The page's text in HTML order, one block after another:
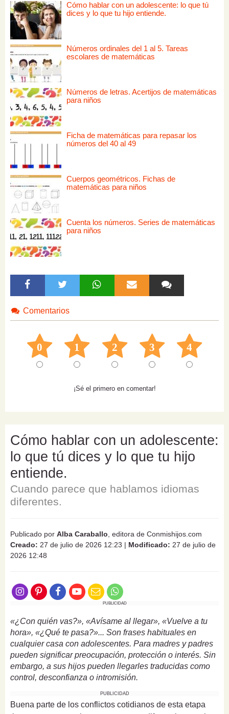
Cómo hablar con un adolescente: lo que tú
dices y lo que tu hijo entiende.
Números ordinales del 1 al 5. Tareas
escolares de matemáticas
Números de letras. Acertijos de matemáticas
para niños
Ficha de matemáticas para repasar los
números del 40 al 49
Cuerpos geométricos. Fichas de
matemáticas para niños
Cuenta los números. Series de matemáticas
para niños
Comentarios
0 1 2 3 4
¡Sé el primero en comentar!
Cómo hablar con un adolescente:
lo que tú dices y lo que tu hijo
entiende.
Cuando parece que hablamos idiomas
diferentes.
Publicado por Alba Caraballo , editora de Conmishijos.com
Creado: 27 de julio de 2026 12:23 | Modificado: 27 de julio de
2026 12:48
PUBLICIDAD
«¿Con quién vas?», «Avísame al llegar», «Vuelve a tu
hora», «¿Qué te pasa?»... Son frases habituales en
cualquier casa con adolescentes. Para madres y padres
pueden significar preocupación, protección o interés. Sin
embargo, a sus hijos pueden llegarles traducidas como
control, desconfianza o intromisión.
PUBLICIDAD
Buena parte de los conflictos cotidianos de esta etapa